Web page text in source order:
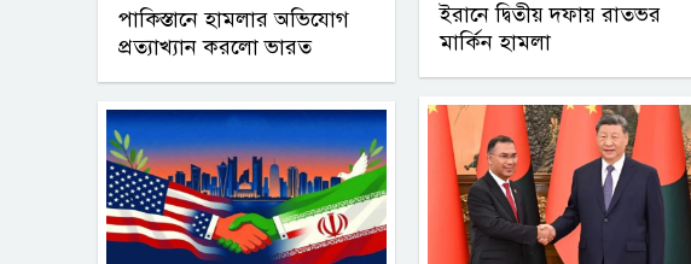
পাকিস্তানে হামলার অভিযোগ
প্রত্যাখ্যান করলো ভারত
ইরানে দ্বিতীয় দফায় রাতভর
মার্কিন হামলা